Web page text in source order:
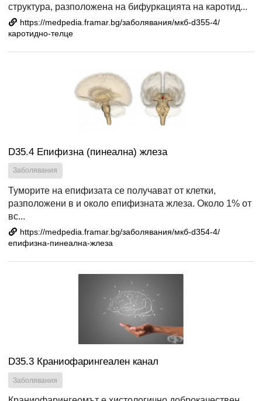
структура, разположена на бифуркацията на каротид...
https://medpedia.framar.bg/заболявания/мкб-d355-4/
каротидно-телце
D35.4 Епифизна (пинеална) жлеза
Заболявания
Туморите на епифизата се получават от клетки,
разположени в и около епифизната жлеза. Около 1% от
вс...
https://medpedia.framar.bg/заболявания/мкб-d354-4/
епифизна-пинеална-жлеза
D35.3 Краниофарингеален канал
Заболявания